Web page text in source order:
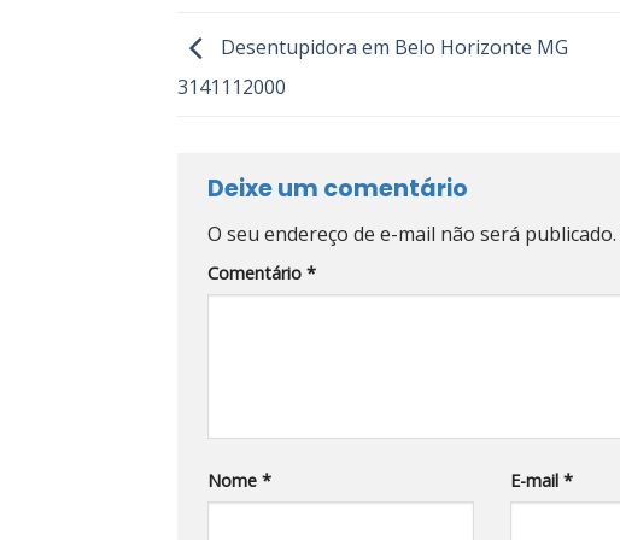
Desentupidora em Belo Horizonte MG
3141112000
Deixe um comentário
O seu endereço de e-mail não será publicado.
Comentário *
Nome * E-mail *